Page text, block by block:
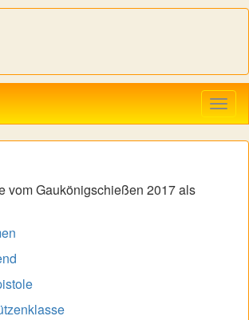
ein-/
vom Gaukönigschießen 2017 als